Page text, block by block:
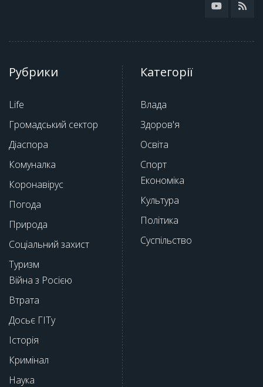
Рубрики
Life
Громадський сектор
Діаспора
Комуналка
Коронавірус
Погода
Природа
Соціальний захист
Туризм
Війна з Росією
Втрата
Досьє ГІТу
Історія
Кримінал
Наука
Категорії
Влада
Здоров'я
Освіта
Спорт
Економіка
Культура
Політика
Суспільство